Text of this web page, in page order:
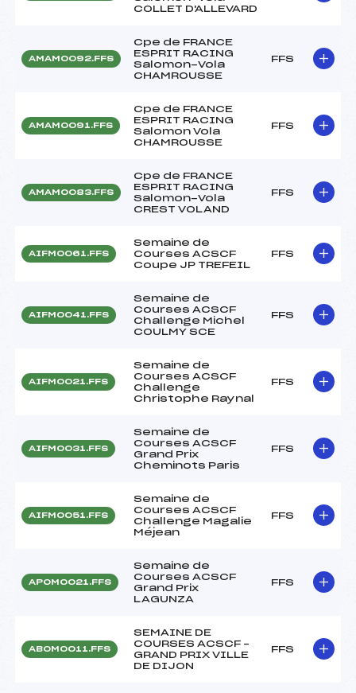
COLLET D'ALLEVARD
AMAM0092.FFS
Cpe de FRANCE
ESPRIT RACING
Salomon-Vola
CHAMROUSSE
FFS
AMAM0091.FFS
Cpe de FRANCE
ESPRIT RACING
Salomon Vola
CHAMROUSSE
FFS
AMAM0083.FFS
Cpe de FRANCE
ESPRIT RACING
Salomon-Vola
CREST VOLAND
FFS
AIFM0061.FFS
Semaine de
Courses ACSCF
Coupe JP TREFEIL
FFS
AIFM0041.FFS
Semaine de
Courses ACSCF
Challenge Michel
COULMY SCE
FFS
AIFM0021.FFS
Semaine de
Courses ACSCF
Challenge
Christophe Raynal
FFS
AIFM0031.FFS
Semaine de
Courses ACSCF
Grand Prix
Cheminots Paris
FFS
AIFM0051.FFS
Semaine de
Courses ACSCF
Challenge Magalie
Méjean
FFS
APOM0021.FFS
Semaine de
Courses ACSCF
Grand Prix
LAGUNZA
FFS
ABOM0011.FFS
SEMAINE DE
COURSES ACSCF –
GRAND PRIX VILLE
DE DIJON
FFS